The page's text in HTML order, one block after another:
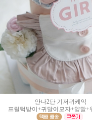
안나2단 기저귀케익
프릴턱받이+귀달이모자+양말+